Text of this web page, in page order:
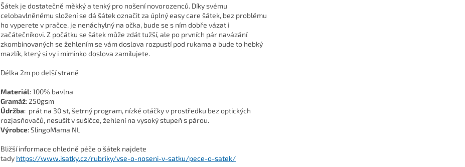
Šátek je dostatečně měkký a tenký pro nošení novorozenců. Díky svému
celobavlněnému složení se dá šátek označit za úplný easy care šátek, bez problému
ho vyperete v pračce, je nenáchylný na očka, bude se s ním dobře vázat i
začátečníkovi. Z počátku se šátek může zdát tužší, ale po prvních pár navázání
zkombinovaných se žehlením se vám doslova rozpustí pod rukama a bude to hebký
mazlík, který si vy i miminko doslova zamilujete.
Délka 2m po delší straně
Materiál: 100% bavlna
Gramáž: 250gsm
Údržba: prát na 30 st, šetrný program, nízké otáčky v prostředku bez optických
rozjasňovačů, nesušit v sušičce, žehlení na vysoký stupeň s párou.
Výrobce: SlingoMama NL
Bližší informace ohledně péče o šátek najdete
tady https://www.isatky.cz/rubriky/vse-o-noseni-v-satku/pece-o-satek/